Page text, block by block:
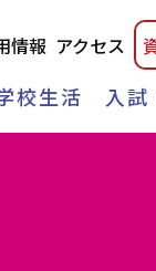
情報 アクセス
校生活 入